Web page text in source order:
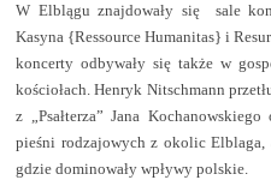
W Elblągu znajdowały się
sale
Kasyna {Ressource Humanitas} i
koncerty odbywały się także w
kościołach. Henryk Nitschmann
z „Psałterza” Jana
pieśni rodzajowych z okolic
gdzie dominowały wpływy polskie.